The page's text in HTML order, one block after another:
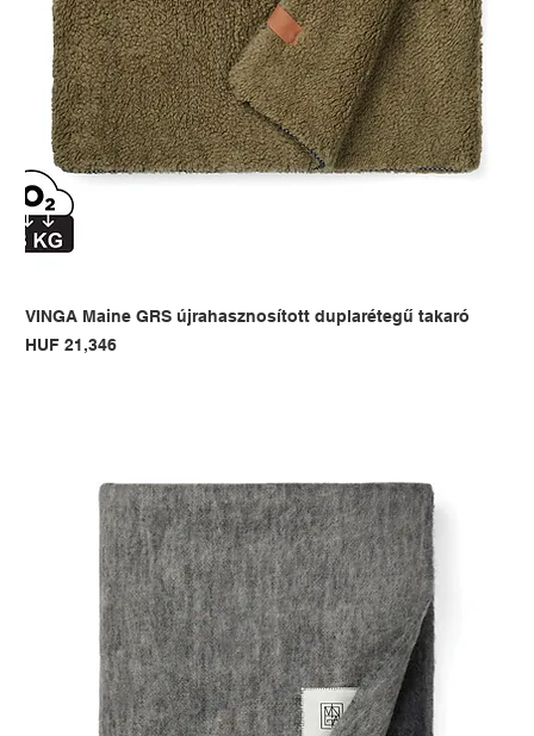
VINGA Maine GRS újrahasznosított duplarétegű takaró
Price
HUF 21,346